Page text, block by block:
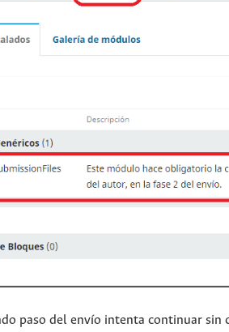
paso del envío intenta continuar sin